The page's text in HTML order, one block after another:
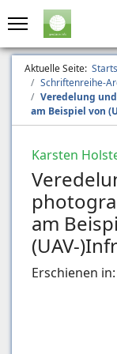
Aktuelle Seite:
Schriftenreihe-
Veredelung
am Beispiel von
Karsten
am
(UAV-
Erschienen in: